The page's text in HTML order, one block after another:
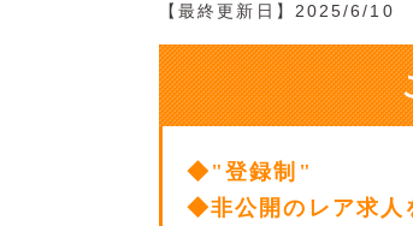
【最終更新日】2025/6/10
◆"登録制"
◆非公開のレア求人